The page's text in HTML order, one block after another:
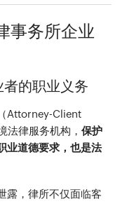
事务所企业
的职业义务
Attorney-Client
法律服务机构，保护
业道德要求，也是法
露，律所不仅面临客